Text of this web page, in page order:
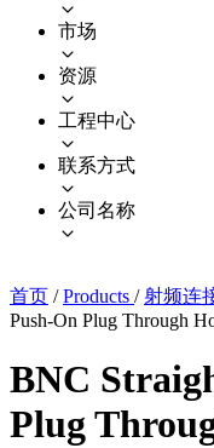
市场
资源
工程中心
联系方式
公司名称
首页 / Products / 射频连
Push-On Plug Through
BNC
Plug